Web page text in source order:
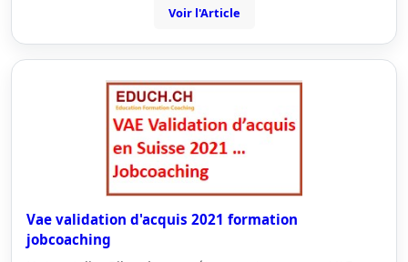
Voir l'Article
Vae validation d'acquis 2021 formation
jobcoaching